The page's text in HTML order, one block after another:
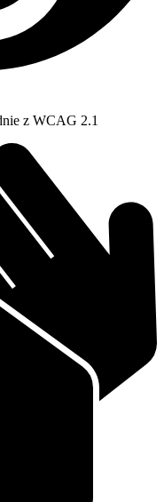
z WCAG 2.1